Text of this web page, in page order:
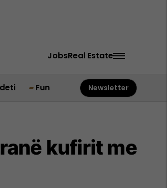
JobsReal Estate
Fun Newsletter
kufirit me